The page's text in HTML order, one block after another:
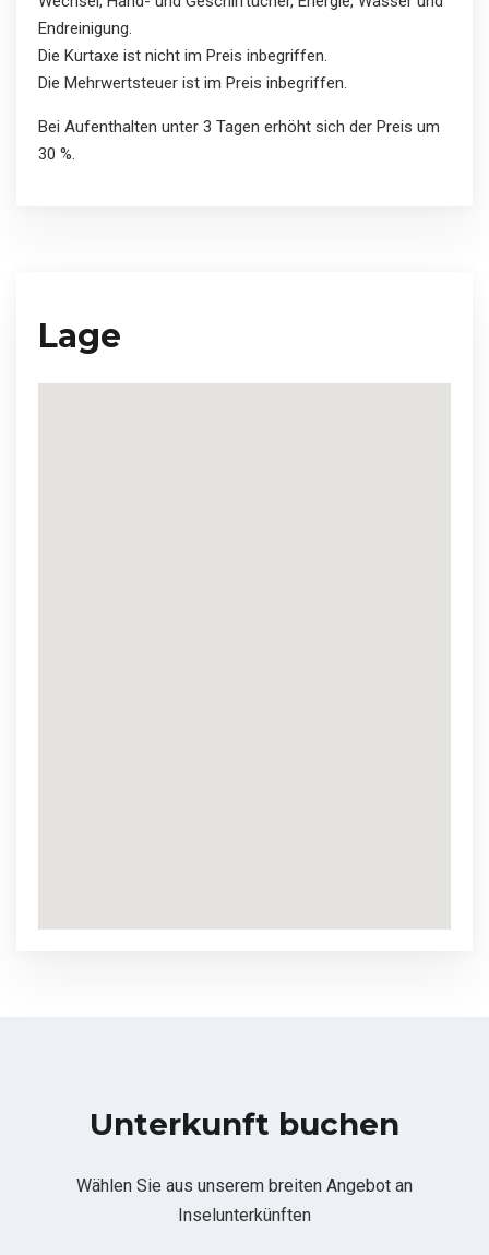
Endreinigung.
Die Kurtaxe ist nicht im Preis inbegriffen.
Die Mehrwertsteuer ist im Preis inbegriffen.
Bei Aufenthalten unter 3 Tagen erhöht sich der Preis um
30 %.
Lage
Unterkunft buchen
Wählen Sie aus unserem breiten Angebot an
Inselunterkünften